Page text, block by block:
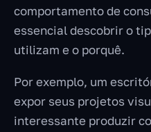
comportamento de
essencial descobrir o
utilizam e o porquê.
Por exemplo, um
expor seus projetos
interessante produzir